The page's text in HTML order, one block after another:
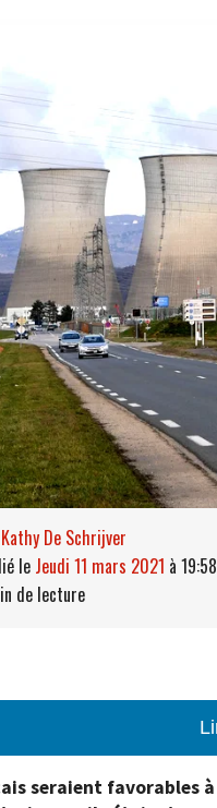
Kathy De Schrijver
le jeudi 11 mars 2021 à 19:58
de lecture
seraient favorables